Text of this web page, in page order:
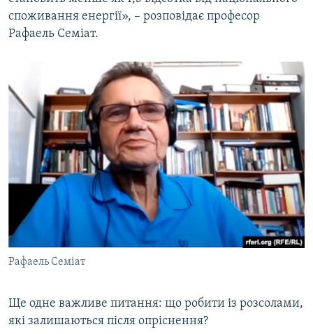
споживання енергії», – розповідає професор
Рафаель Семіат.
Рафаель Семіат
Ще одне важливе питання: що робити із розсолами,
які залишаються після опріснення?